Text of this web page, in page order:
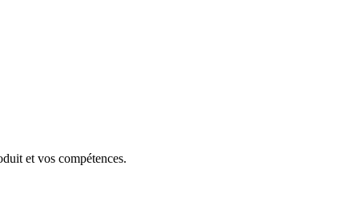
et vos compétences.